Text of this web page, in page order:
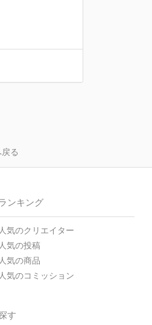
る
ンキング
人気のクリエイター
人気の投稿
人気の商品
人気のコミッション
す